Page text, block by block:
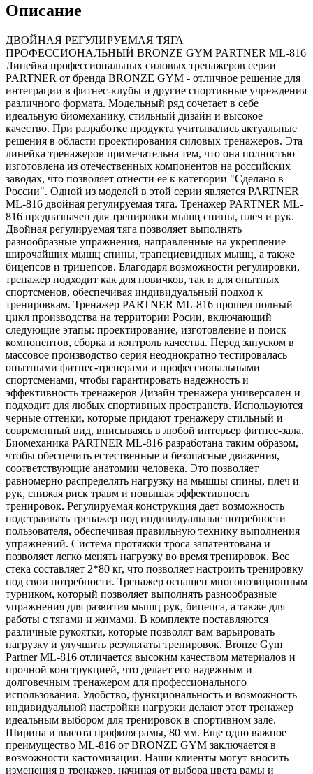
Описание
ДВОЙНАЯ РЕГУЛИРУЕМАЯ ТЯГА
ПРОФЕССИОНАЛЬНЫЙ BRONZE GYM PARTNER ML-816
Линейка профессиональных силовых тренажеров серии
PARTNER от бренда BRONZE GYM - отличное решение для
интеграции в фитнес-клубы и другие спортивные учреждения
различного формата. Модельный ряд сочетает в себе
идеальную биомеханику, стильный дизайн и высокое
качество. При разработке продукта учитывались актуальные
решения в области проектирования силовых тренажеров. Эта
линейка тренажеров примечательна тем, что она полностью
изготовлена из отечественных компонентов на российских
заводах, что позволяет отнести ее к категории "Сделано в
России". Одной из моделей в этой серии является PARTNER
ML-816 двойная регулируемая тяга. Тренажер PARTNER ML-
816 предназначен для тренировки мышц спины, плеч и рук.
Двойная регулируемая тяга позволяет выполнять
разнообразные упражнения, направленные на укрепление
широчайших мышц спины, трапециевидных мышц, а также
бицепсов и трицепсов. Благодаря возможности регулировки,
тренажер подходит как для новичков, так и для опытных
спортсменов, обеспечивая индивидуальный подход к
тренировкам. Тренажер PARTNER ML-816 прошел полный
цикл производства на территории Росии, включающий
следующие этапы: проектирование, изготовление и поиск
компонентов, сборка и контроль качества. Перед запуском в
массовое производство серия неоднократно тестировалась
опытными фитнес-тренерами и профессиональными
спортсменами, чтобы гарантировать надежность и
эффективность тренажеров Дизайн тренажера универсален и
подходит для любых спортивных пространств. Используются
черные оттенки, которые придают тренажеру стильный и
современный вид, вписываясь в любой интерьер фитнес-зала.
Биомеханика PARTNER ML-816 разработана таким образом,
чтобы обеспечить естественные и безопасные движения,
соответствующие анатомии человека. Это позволяет
равномерно распределять нагрузку на мышцы спины, плеч и
рук, снижая риск травм и повышая эффективность
тренировок. Регулируемая конструкция дает возможность
подстраивать тренажер под индивидуальные потребности
пользователя, обеспечивая правильную технику выполнения
упражнений. Система протяжки троса запатентована и
позволяет легко менять нагрузку во время тренировок. Вес
стека составляет 2*80 кг, что позволяет настроить тренировку
под свои потребности. Тренажер оснащен многопозиционным
турником, который позволяет выполнять разнообразные
упражнения для развития мышц рук, бицепса, а также для
работы с тягами и жимами. В комплекте поставляются
различные рукоятки, которые позволят вам варьировать
нагрузку и улучшить результаты тренировок. Bronze Gym
Partner ML-816 отличается высоким качеством материалов и
прочной конструкцией, что делает его надежным и
долговечным тренажером для профессионального
использования. Удобство, функциональность и возможность
индивидуальной настройки нагрузки делают этот тренажер
идеальным выбором для тренировок в спортивном зале.
Ширина и высота профиля рамы, 80 мм. Еще одно важное
преимущество ML-816 от BRONZE GYM заключается в
возможности кастомизации. Наши клиенты могут вносить
изменения в тренажер, начиная от выбора цвета рамы и